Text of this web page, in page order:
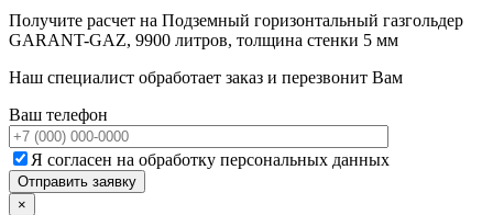
Получите расчет на Подземный горизонтальный газгольдер
GARANT-GAZ, 9900 литров, толщина стенки 5 мм
Наш специалист обработает заказ и перезвонит Вам
Ваш телефон
Я согласен на обработку персональных данных
×